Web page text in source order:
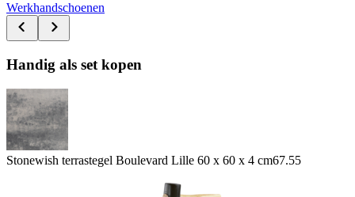
Werkhandschoenen
Handig als set kopen
Stonewish terrastegel Boulevard Lille 60 x 60 x 4 cm67.55